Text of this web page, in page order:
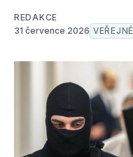
REDAKCE
31 července 2026 VEŘEJNÉ